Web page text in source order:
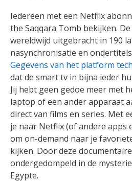
Iedereen met een Netflix
the Saqqara Tomb bekijken.
wereldwijd uitgebracht in 190
nasynchronisatie en
Gegevens van het platform
dat de smart tv in bijna ieder
Jij hebt geen gedoe meer met
laptop of een ander apparaat
direct van films en series. Met
je naar Netflix (of andere apps
om on-demand naar je
kijken. Door deze
ondergedompeld in de
Egypte.